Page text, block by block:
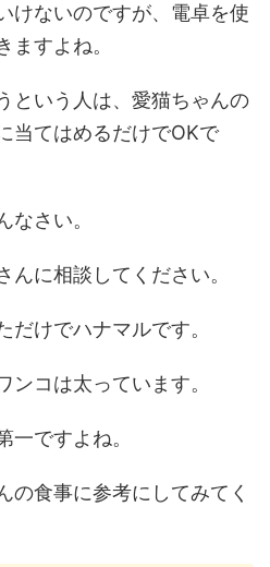
けないのですが、電卓を使
ますよね。
という人は、愛猫ちゃんの
当てはめるだけでOKで
なさい。
んに相談してください。
けでハナマルです。
コは太っています。
一ですよね。
の食事に参考にしてみてく